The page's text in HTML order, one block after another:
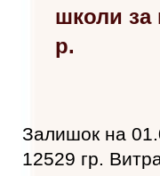
школи за
р.
Залишок на
12529 гр.